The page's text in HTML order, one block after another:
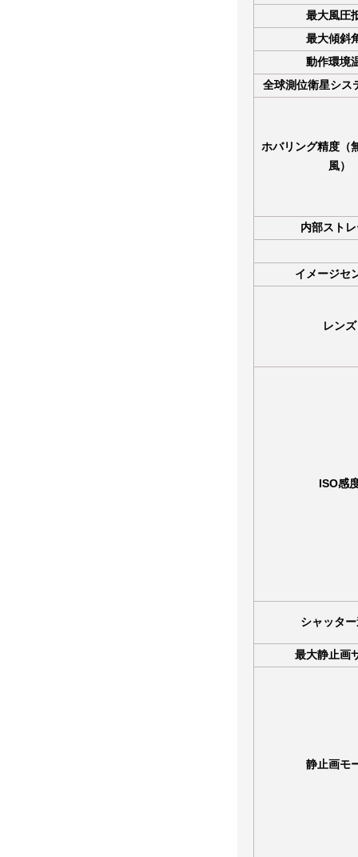
最大風圧
最大傾斜
動作環境
全球測位衛星シス
ホバリング精度（
風）
内部スト
イメージセ
レンズ
ISO感
シャッタ
最大静止画
静止画モ